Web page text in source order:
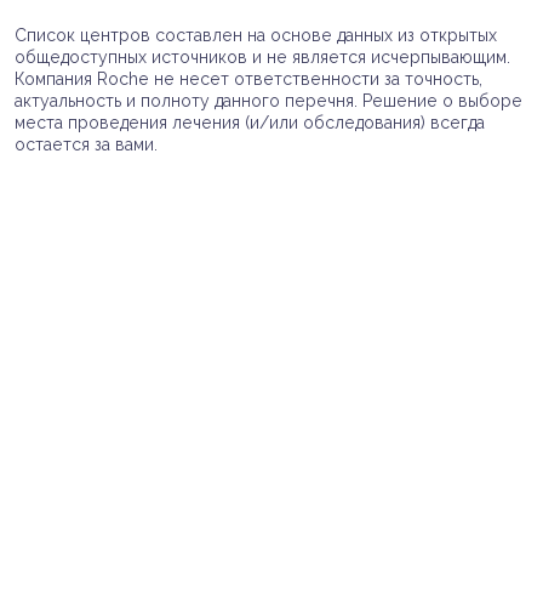
Список центров составлен на основе данных из открытых
общедоступных источников и не является исчерпывающим.
Компания Roche не несет ответственности за точность,
актуальность и полноту данного перечня. Решение о выборе
места проведения лечения (и/или обследования) всегда
остается за вами.